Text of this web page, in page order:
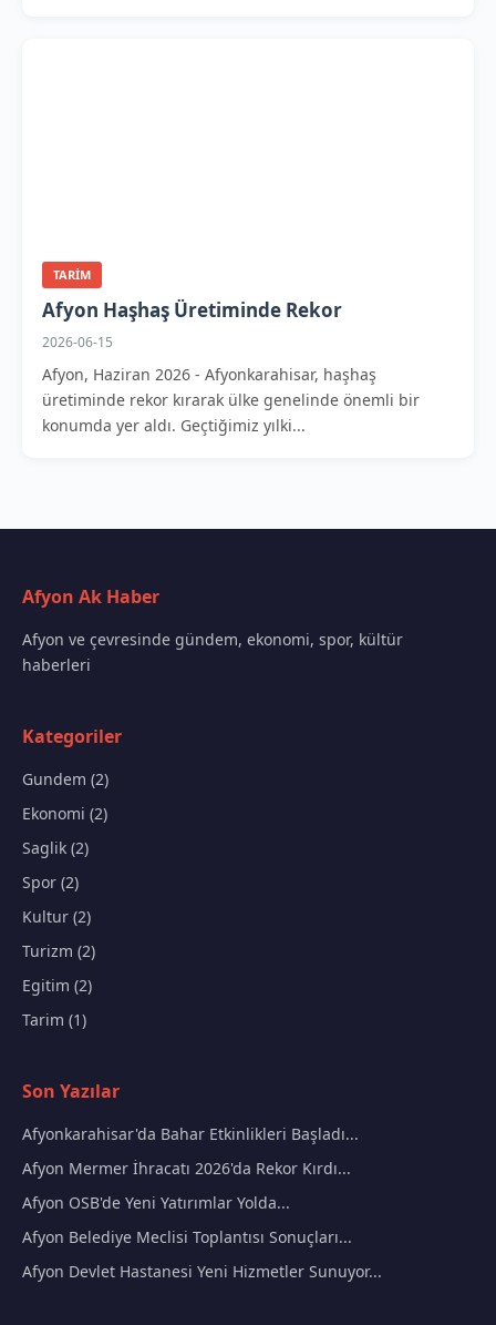
TARIM
Afyon Haşhaş Üretiminde Rekor
2026-06-15
Afyon, Haziran 2026 - Afyonkarahisar, haşhaş
üretiminde rekor kırarak ülke genelinde önemli bir
konumda yer aldı. Geçtiğimiz yılki...
Afyon Ak Haber
Afyon ve çevresinde gündem, ekonomi, spor, kültür
haberleri
Kategoriler
Gundem (2)
Ekonomi (2)
Saglik (2)
Spor (2)
Kultur (2)
Turizm (2)
Egitim (2)
Tarim (1)
Son Yazılar
Afyonkarahisar'da Bahar Etkinlikleri Başladı...
Afyon Mermer İhracatı 2026'da Rekor Kırdı...
Afyon OSB'de Yeni Yatırımlar Yolda...
Afyon Belediye Meclisi Toplantısı Sonuçları...
Afyon Devlet Hastanesi Yeni Hizmetler Sunuyor...